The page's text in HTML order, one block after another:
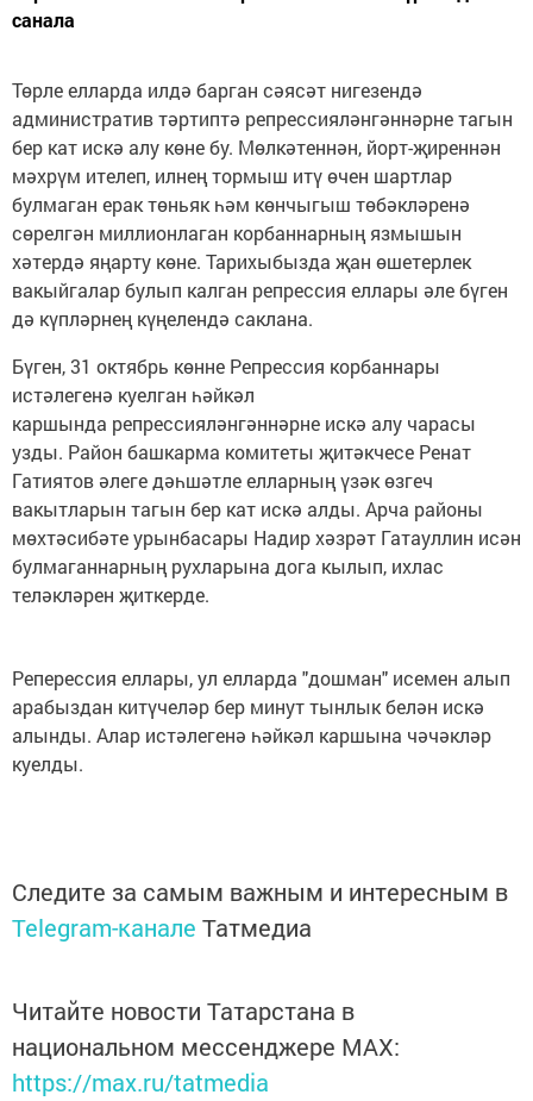
санала
Төрле елларда илдә барган сәясәт нигезендә
административ тәртиптә репрессияләнгәннәрне тагын
бер кат искә алу көне бу. Мөлкәтеннән, йорт-җиреннән
мәхрүм ителеп, илнең тормыш итү өчен шартлар
булмаган ерак төньяк һәм көнчыгыш төбәкләренә
сөрелгән миллионлаган корбаннарның язмышын
хәтердә яңарту көне. Тарихыбызда җан өшетерлек
вакыйгалар булып калган репрессия еллары әле бүген
дә күпләрнең күңелендә саклана.
Бүген, 31 октябрь көнне Репрессия корбаннары
истәлегенә куелган һәйкәл
каршында репрессияләнгәннәрне искә алу чарасы
узды. Район башкарма комитеты җитәкчесе Ренат
Гатиятов әлеге дәһшәтле елларның үзәк өзгеч
вакытларын тагын бер кат искә алды. Арча районы
мөхтәсибәте урынбасары Надир хәзрәт Гатауллин исән
булмаганнарның рухларына дога кылып, ихлас
теләкләрен җиткерде.
Реперессия еллары, ул елларда "дошман" исемен алып
арабыздан китүчеләр бер минут тынлык белән искә
алынды. Алар истәлегенә һәйкәл каршына чәчәкләр
куелды.
Следите за самым важным и интересным в
Telegram-канале Татмедиа
Читайте новости Татарстана в
национальном мессенджере MАХ:
https://max.ru/tatmedia